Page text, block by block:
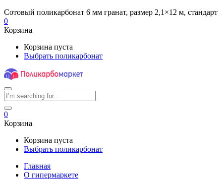
Сотовый поликарбонат 6 мм гранат, размер 2,1×12 м, стандарт
0
Корзина
Корзина пуста
Выбрать поликарбонат
0
Корзина
Корзина пуста
Выбрать поликарбонат
Главная
О гипермаркете